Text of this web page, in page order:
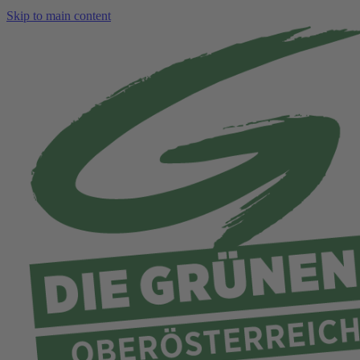
Skip to main content